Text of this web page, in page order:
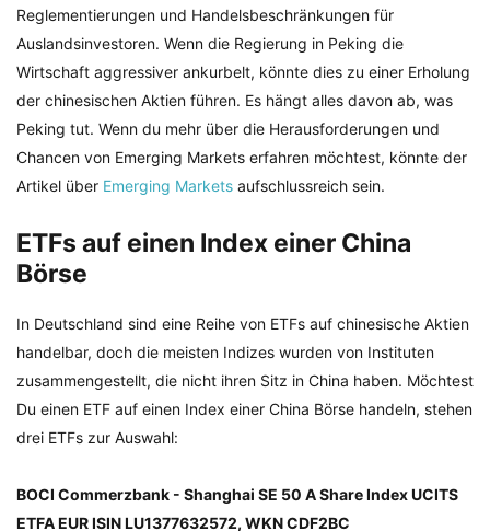
Reglementierungen und Handelsbeschränkungen für
Auslandsinvestoren. Wenn die Regierung in Peking die
Wirtschaft aggressiver ankurbelt, könnte dies zu einer Erholung
der chinesischen Aktien führen. Es hängt alles davon ab, was
Peking tut. Wenn du mehr über die Herausforderungen und
Chancen von Emerging Markets erfahren möchtest, könnte der
Artikel über Emerging Markets aufschlussreich sein.
ETFs auf einen Index einer China
Börse
In Deutschland sind eine Reihe von ETFs auf chinesische Aktien
handelbar, doch die meisten Indizes wurden von Instituten
zusammengestellt, die nicht ihren Sitz in China haben. Möchtest
Du einen ETF auf einen Index einer China Börse handeln, stehen
drei ETFs zur Auswahl:
BOCI Commerzbank - Shanghai SE 50 A Share Index UCITS
ETFA EUR ISIN LU1377632572, WKN CDF2BC